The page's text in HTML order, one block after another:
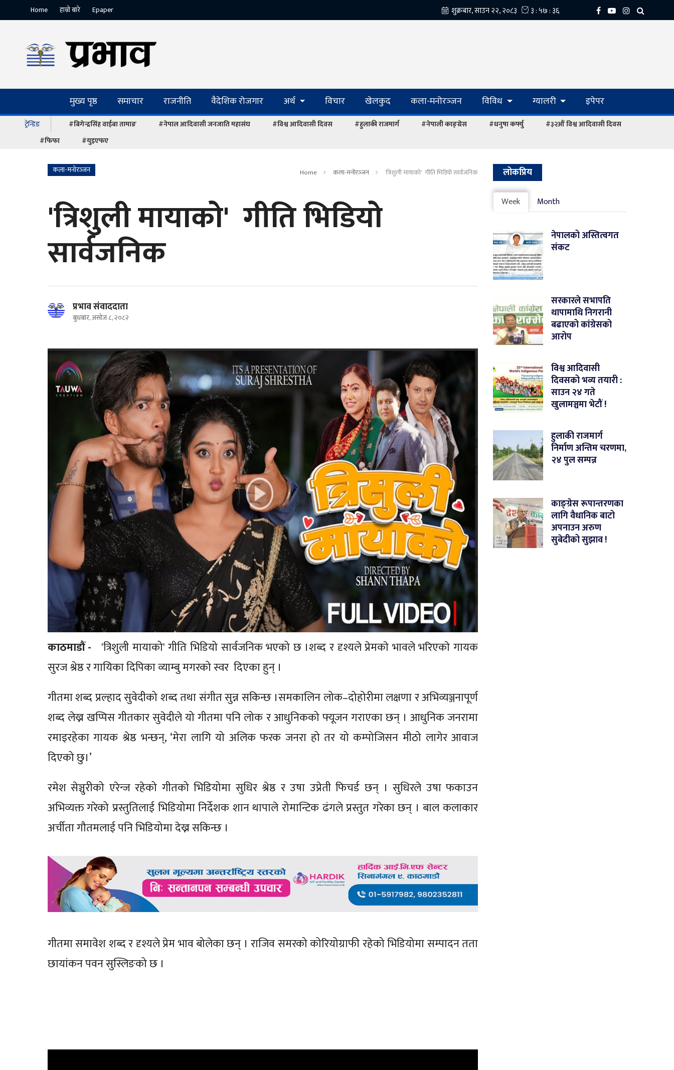
Home हाम्रो बारे Epaper
मुख्य पृष्ठ समाचार राजनीति वैदेशिक रोजगार अर्थ विचार खेलकुद कला-मनोरञ्‍जन विविध ग्यालरी इपेपर
ट्रेन्डिङ #बिगेन्द्रसिंह वाईबा तामाङ #नेपाल आदिवासी जनजाति महासंघ #विश्व आदिवासी दिवस #हुलाकी राजमार्ग #नेपाली काङ्ग्रेस #धनुषा कर्फ्यु
#३२औं विश्व आदिवासी दिवस
#फिफा
#युइएफए
कला-मनोरञ्‍जन Home कला-मनोरञ्‍जन 'त्रिशुली मायाको' गीति भिडियो सार्वजनिक
'त्रिशुली मायाको' गीति भिडियो
सार्वजनिक
प्रभाव संवाददाता
बुधबार, असोज ८, २०८२
काठमाडौं - 'त्रिशुली मायाको' गीति भिडियो सार्वजनिक भएको छ ।शब्द र दृश्यले प्रेमकाे भावले भरिएकाे गायक
सुरज श्रेष्ठ र गायिका दिपिका व्याम्बु मगरको स्वर दिएका हुन् ।
गीतमा शब्द प्रल्हाद सुवेदीको शब्द तथा संगीत सुन्न सकिन्छ ।समकालिन लोक–दोहोरीमा लक्षणा र अभिव्यञ्जनापूर्ण
शब्द लेख्न खप्पिस गीतकार सुवेदीले यो गीतमा पनि लोक र आधुनिकको फ्यूजन गराएका छन् । आधुनिक जनरामा
रमाइरहेका गायक श्रेष्ठ भन्छन्, ‘मेरा लागि यो अलिक फरक जनरा हो तर यो कम्पोजिसन मीठो लागेर आवाज
दिएको छु।’
रमेश सेञ्चुरीको एरेन्ज रहेको गीतको भिडियोमा सुधिर श्रेष्ठ र उषा उप्रेती फिचर्ड छन् । सुधिरले उषा फकाउन
अभिव्यक्त गरेको प्रस्तुतिलाई भिडियोमा निर्देशक शान थापाले रोमान्टिक ढंगले प्रस्तुत गरेका छन् । बाल कलाकार
अर्चीता गौतमलाई पनि भिडियोमा देख्न सकिन्छ ।
गीतमा समावेश शब्द र दृश्यले प्रेम भाव बोलेका छन् । राजिव समरको कोरियोग्राफी रहेको भिडियोमा सम्पादन तता
छायांकन पवन सुस्लिङको छ ।
लोकप्रिय
Week Month
नेपालको अस्तित्वगत
संकट
सरकारले सभापति
थापामाथि निगरानी
बढाएको कांग्रेसको
आरोप
विश्व आदिवासी
दिवसको भव्य तयारी :
साउन २४ गते
खुलामञ्चमा भेटौं !
हुलाकी राजमार्ग
निर्माण अन्तिम चरणमा,
२४ पुल सम्पन्न
काङ्ग्रेस रूपान्तरणका
लागि वैधानिक बाटो
अपनाउन अरुण
सुबेदीको सुझाव !